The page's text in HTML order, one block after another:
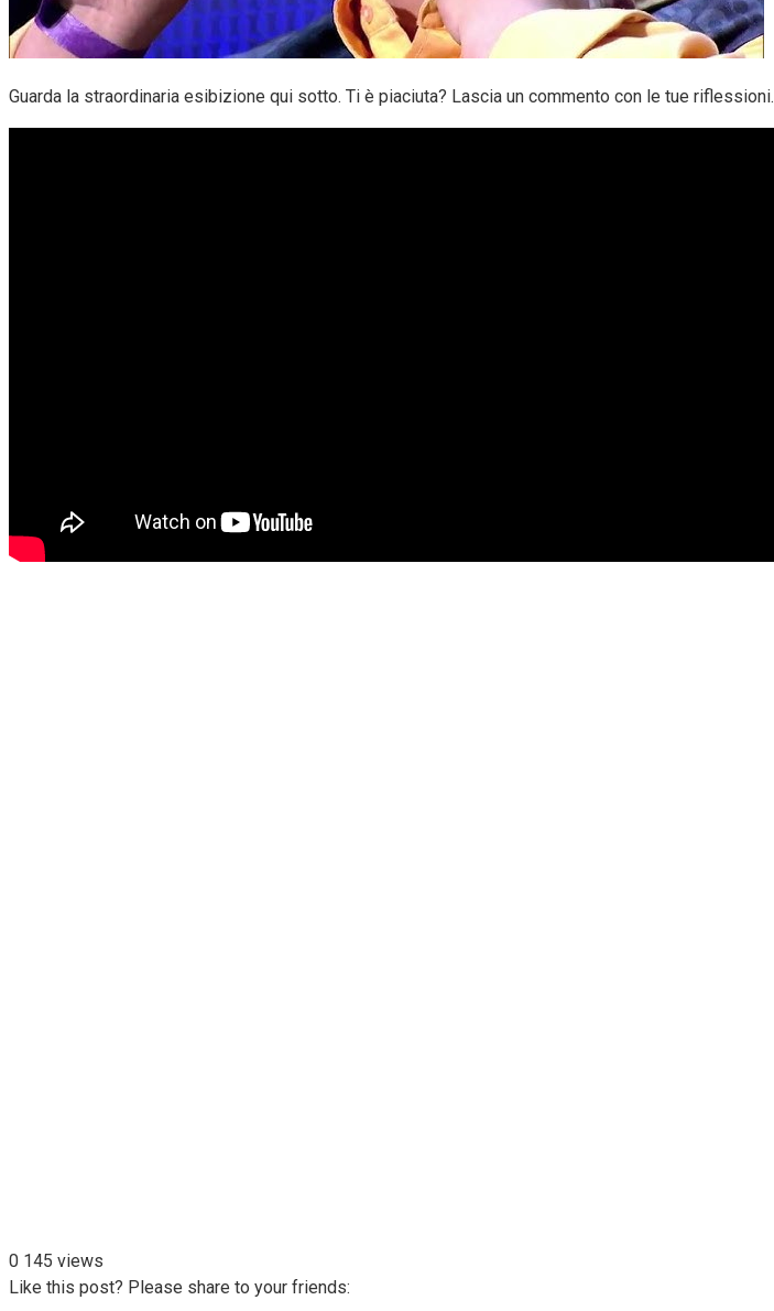
Guarda la straordinaria esibizione qui sotto. Ti è piaciuta? Lascia un commento con le tue riflessioni.
0 145 views
Like this post? Please share to your friends: